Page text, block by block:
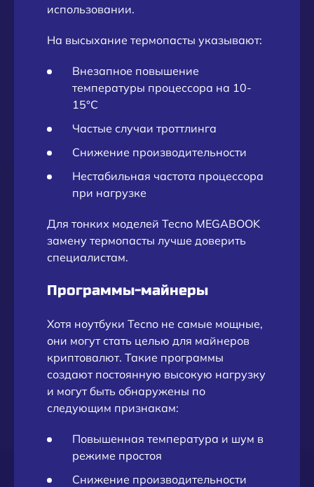
использовании.
На высыхание термопасты указывают:
Внезапное повышение
температуры процессора на 10-
15°C
Частые случаи троттлинга
Снижение производительности
Нестабильная частота процессора
при нагрузке
Для тонких моделей Tecno MEGABOOK
замену термопасты лучше доверить
специалистам.
Программы-майнеры
Хотя ноутбуки Tecno не самые мощные,
они могут стать целью для майнеров
криптовалют. Такие программы
создают постоянную высокую нагрузку
и могут быть обнаружены по
следующим признакам:
Повышенная температура и шум в
режиме простоя
Снижение производительности